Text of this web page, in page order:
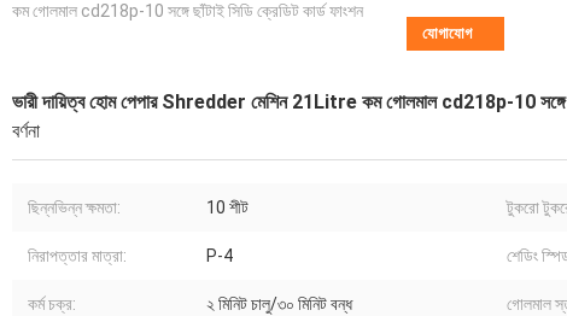
কম গোলমাল cd218p-10 সঙ্গে ছাঁটাই সিডি ক্রেডিট কার্ড ফাংশন
যোগাযোগ
ভারী দায়িত্ব হোম পেপার Shredder মেশিন 21Litre কম গোলমাল cd218p-10 সঙ্গে
বর্ণনা
ছিন্নভিন্ন ক্ষমতা: 10 শীট টুকরো
নিরাপত্তার মাত্রা: P-4 শেডিং
কর্ম চক্র: ২ মিনিট চালু/৩০ মিনিট বন্ধ গোলমাল